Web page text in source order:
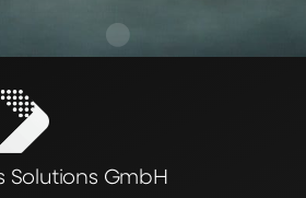
Solutions GmbH